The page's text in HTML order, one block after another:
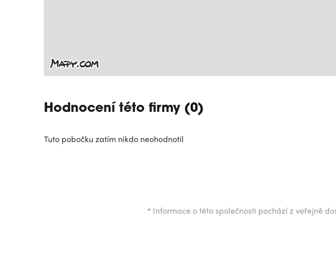
Hodnocení této firmy (0)
Tuto pobočku zatím nikdo neohodnotil
* Informace o této společnosti pochází z veřejně